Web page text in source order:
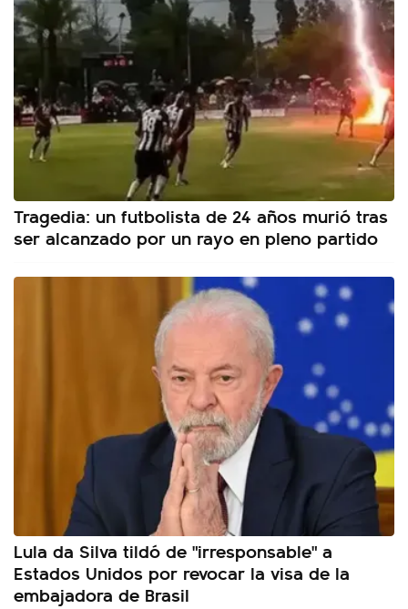
Tragedia: un futbolista de 24 años murió tras
ser alcanzado por un rayo en pleno partido
Lula da Silva tildó de "irresponsable" a
Estados Unidos por revocar la visa de la
embajadora de Brasil